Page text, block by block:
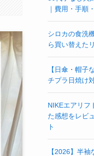
｜費用・手順
シロカの食洗
ら買い替えた
【日傘・帽子
チプラ日焼け
NIKEエアリフ
た感想をレビ
ト
【2026】半